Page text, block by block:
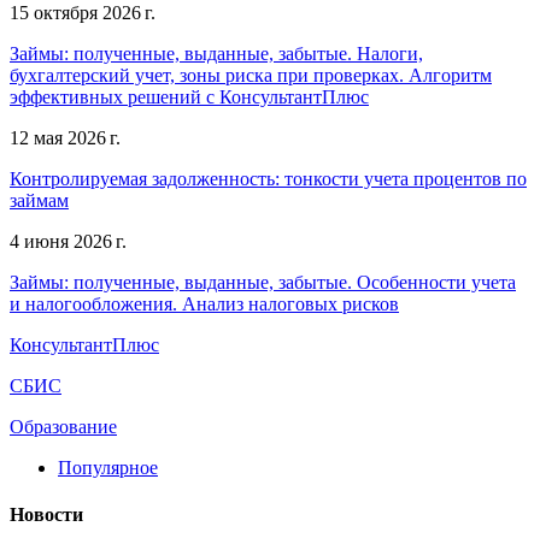
15 октября 2026 г.
Займы: полученные, выданные, забытые. Налоги,
бухгалтерский учет, зоны риска при проверках. Алгоритм
эффективных решений с КонсультантПлюс
12 мая 2026 г.
Контролируемая задолженность: тонкости учета процентов по
займам
4 июня 2026 г.
Займы: полученные, выданные, забытые. Особенности учета
и налогообложения. Анализ налоговых рисков
КонсультантПлюс
СБИС
Образование
Популярное
Новости